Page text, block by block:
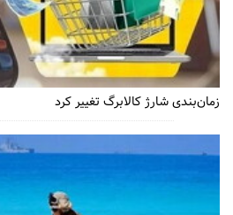
زمان‌بندی شارژ کالابرگ تغییر کرد